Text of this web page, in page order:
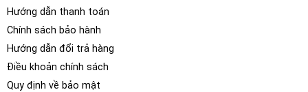
Hướng dẫn thanh toán
Chính sách bảo hành
Hướng dẫn đổi trả hàng
Điều khoản chính sách
Quy định về bảo mật